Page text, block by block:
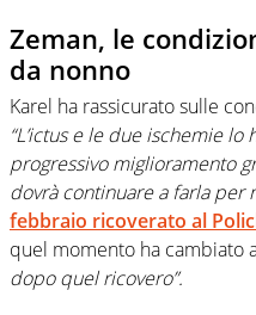
Zeman, le
da nonno
Karel ha rassicurato sulle
“L’ictus e le due ischemie
progressivo miglioramento
dovrà continuare a farla per
febbraio ricoverato al
quel momento ha cambiato
dopo quel ricovero”.